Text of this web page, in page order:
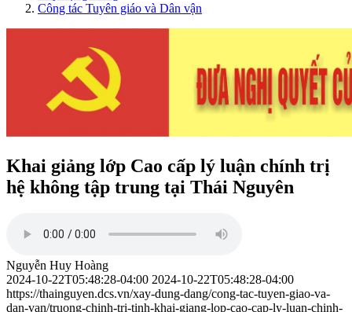
Công tác Tuyên giáo và Dân vận
Khai giảng lớp Cao cấp lý luận chính trị
hệ không tập trung tại Thái Nguyên
Nguyễn Huy Hoàng
2024-10-22T05:48:28-04:00 2024-10-22T05:48:28-04:00
https://thainguyen.dcs.vn/xay-dung-dang/cong-tac-tuyen-giao-va-
dan-van/truong-chinh-tri-tinh-khai-giang-lop-cao-cap-ly-luan-chinh-